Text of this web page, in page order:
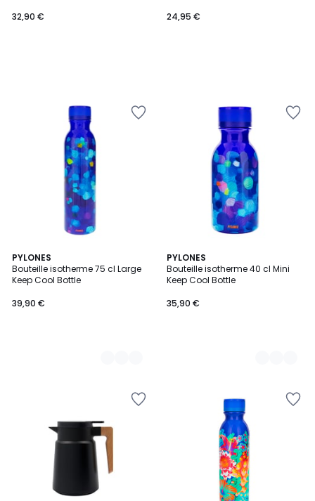
32,90 €
24,95 €
PYLONES
Bouteille isotherme 75 cl Large
Keep Cool Bottle
39,90 €
7
Couleurs
PYLONES
Bouteille isotherme 40 cl Mini
Keep Cool Bottle
35,90 €
8
Couleurs